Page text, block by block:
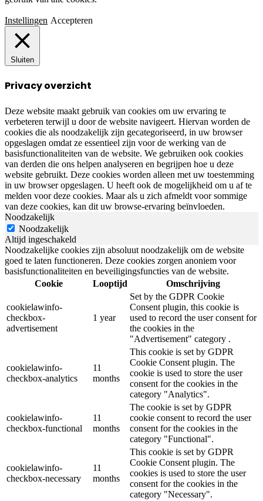
Instellingen Accepteren
Sluiten
Privacy overzicht
Deze website maakt gebruik van cookies om uw ervaring te
verbeteren terwijl u door de website navigeert. Hiervan worden de
cookies die als noodzakelijk zijn gecategoriseerd, in uw browser
opgeslagen omdat ze essentieel zijn voor de werking van de
basisfunctionaliteiten van de website. We gebruiken ook cookies
van derden die ons helpen analyseren en begrijpen hoe u deze
website gebruikt. Deze cookies worden alleen met uw toestemming
in uw browser opgeslagen. U heeft ook de mogelijkheid om u af te
melden voor deze cookies. Maar als u zich afmeldt voor sommige
van deze cookies, kan dit uw browse-ervaring beïnvloeden.
Noodzakelijk
Noodzakelijk
Altijd ingeschakeld
Noodzakelijke cookies zijn absoluut noodzakelijk om de website
goed te laten functioneren. Deze cookies zorgen anoniem voor
basisfunctionaliteiten en beveiligingsfuncties van de website.
Cookie
Looptijd Omschrijving
cookielawinfo-
checkbox-
advertisement
1 year
Set by the GDPR Cookie
Consent plugin, this cookie is
used to record the user consent for
the cookies in the
"Advertisement" category .
cookielawinfo-
checkbox-analytics
11
months
This cookie is set by GDPR
Cookie Consent plugin. The
cookie is used to store the user
consent for the cookies in the
category "Analytics".
cookielawinfo-
checkbox-functional
11
months
The cookie is set by GDPR
cookie consent to record the user
consent for the cookies in the
category "Functional".
cookielawinfo-
checkbox-necessary
11
months
This cookie is set by GDPR
Cookie Consent plugin. The
cookies is used to store the user
consent for the cookies in the
category "Necessary".